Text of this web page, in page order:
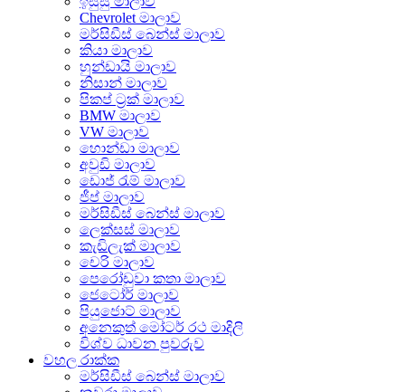
Chevrolet මාලාව
මර්සිඩීස් බෙන්ස් මාලාව
කියා මාලාව
හුන්ඩායි මාලාව
නිසාන් මාලාව
පිකප් ට්‍රක් මාලාව
BMW මාලාව
VW මාලාව
හොන්ඩා මාලාව
අවුඩි මාලාව
ඩොජ් රැම් මාලාව
ජීප් මාලාව
මර්සිඩීස් බෙන්ස් මාලාව
ලෙක්සස් මාලාව
කැඩිලැක් මාලාව
චෙරි මාලාව
පෙරෝඩුවා කතා මාලාව
ජෙටෝර් මාලාව
පියුජොට් මාලාව
අනෙකුත් මෝටර් රථ මාදිලි
විශ්ව ධාවන පුවරුව
වහල රාක්ක
මර්සිඩීස් බෙන්ස් මාලාව